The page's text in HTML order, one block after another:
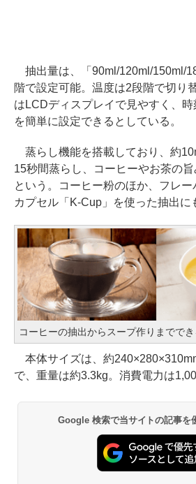
抽出量は、「90ml/120ml/150ml/
階で設定可能。温度は2段階で切り
はLCDディスプレイで見やすく、
を簡単に設定できるとしている。
蒸らし機能を搭載しており、約
15秒間蒸らし、コーヒーやお茶の
という。コーヒー粉のほか、フレ
カプセル「K-Cup」を使った抽出に
コーヒーの抽出からスープ作りまででき
本体サイズは、約
で、重量は約3.3kg。消費電力は
Google 検索で当サイトの記事を